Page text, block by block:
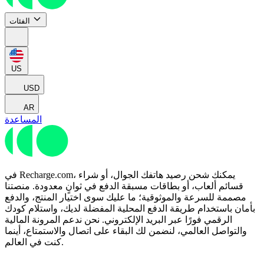
الفئات
US
USD
AR
المساعدة
في Recharge.com، يمكنك شحن رصيد هاتفك الجوال، أو شراء
قسائم ألعاب، أو بطاقات مسبقة الدفع في ثوانٍ معدودة. منصتنا
مصممة للسرعة والموثوقية؛ ما عليك سوى اختيار المنتج، والدفع
بأمان باستخدام طريقة الدفع المحلية المفضلة لديك، واستلام كودك
الرقمي فورًا عبر البريد الإلكتروني. نحن ندعم المرونة المالية
والتواصل العالمي، لنضمن لك البقاء على اتصال والاستمتاع، أينما
كنت في العالم.